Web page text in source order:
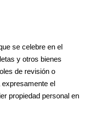
se celebre en el
y otros bienes
de revisión o
el
propiedad personal en